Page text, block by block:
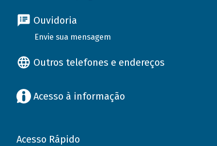
Ouvidoria
Envie sua mensagem
Outros telefones e endereços
Acesso à informação
Acesso Rápido